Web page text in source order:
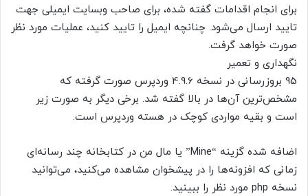
برای انجام اقدامات گفته شده، برای صاحب وبسایت ایمیلی جهت
تایید ارسال می‌شود. چنانچه ایمیل را تایید کنید، عملیات مورد نظر
صورت خواهد گرفت.
نگهداری و تعمیر
95 بروزرسانی در نسخه 4.9.6 وردپرس صورت گرفته که
مشخص‌ترین آن‌ها در بالا گفته شد. برخی دیگر به صورت زیر
است و بقیه مواردی کوچک در هسته وردپرس است.
اضافه شده گزینه “Mine” یا مال من در کتابخانه چند رسانه‌ای
زمانی که افزونه‌ها را در پیشخوان مشاهده می‌کنید، می‌توانید
نسخه php مورد نظر را ببینید.